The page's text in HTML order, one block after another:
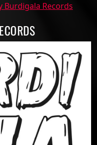
Burdigala Records